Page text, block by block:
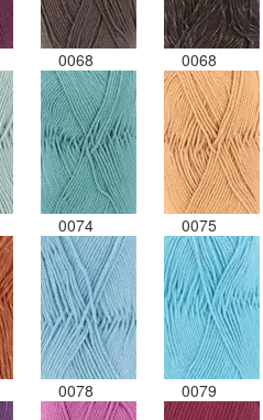
0068 0068
0074 0075
0078 0079